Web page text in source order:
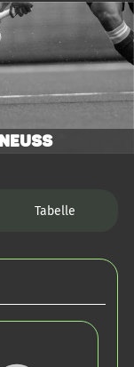
Tabelle